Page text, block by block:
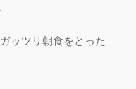
ッツリ朝食をとった